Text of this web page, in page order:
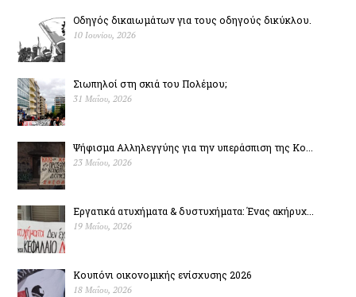
Οδηγός δικαιωμάτων για τους οδηγούς δικύκλου.
10 Ιουνίου, 2026
Σιωπηλοί στη σκιά του Πολέµου;
31 Μαΐου, 2026
Ψήφισμα Αλληλεγγύης για την υπεράσπιση της Κο...
23 Μαΐου, 2026
Εργατικά ατυχήματα & δυστυχήµατα: Ένας ακήρυχ...
19 Μαΐου, 2026
Κουπόνι οικονομικής ενίσχυσης 2026
18 Μαΐου, 2026